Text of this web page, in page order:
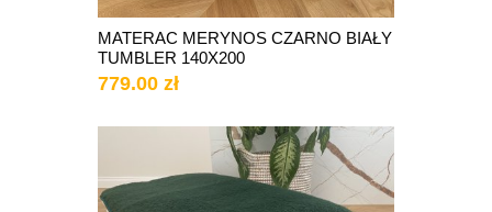
MATERAC MERYNOS CZARNO BIAŁY
TUMBLER 140X200
779.00 zł